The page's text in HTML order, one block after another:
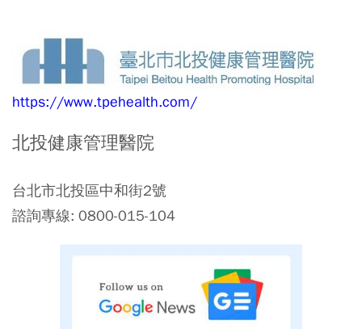
https://www.tpehealth.com/
北投健康管理醫院
台北市北投區中和街2號
諮詢專線: 0800-015-104